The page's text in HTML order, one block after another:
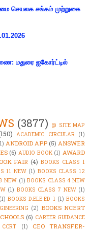
செயலக சங்கம் முற்றுகை
மதுரை ஐகோர்ட்டில்
(3877) @ SITE MAP
ACADEMIC CIRCULAR (1)
ANDROID APP (5) ANSWER
(6) AUDIO BOOK (1) AWARD
FAIR (4) BOOKS CLASS 1
11 NEW (1) BOOKS CLASS 12
NEW (1) BOOKS CLASS 4 NEW
(1) BOOKS CLASS 7 NEW (1)
(1) BOOKS D.ELE.ED 1 (1) BOOKS
(2) BOOKS NCERT
(6) CAREER GUIDANCE
CCRT (1)
CEO TRANSFER-